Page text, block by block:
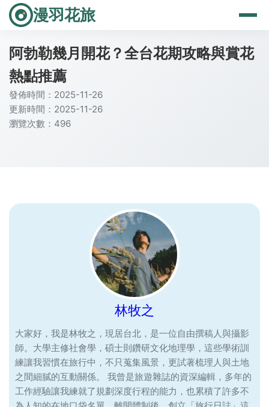
漫羽花旅
阿勃勒幾月開花？全台花期攻略與賞花
熱點推薦
發佈時間：2025-11-26
更新時間：2025-11-26
瀏覽次數：496
林牧之
大家好，我是林牧之，現居台北，是一位自由撰稿人與攝影
師。大學主修社會學，碩士則鑽研文化地理學，這些學術訓
練讓我習慣在旅行中，不只蒐集風景，更試著梳理人與土地
之間細膩的互動關係。 我曾是旅遊雜誌的資深編輯，多年的
工作經驗讓我練就了規劃深度行程的能力，也累積了許多不